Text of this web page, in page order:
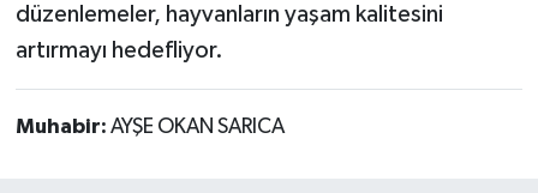
düzenlemeler, hayvanların yaşam kalitesini
artırmayı hedefliyor.
Muhabir: AYŞE OKAN SARICA